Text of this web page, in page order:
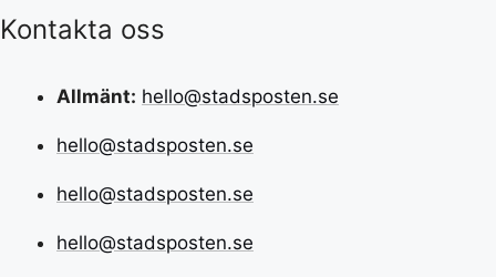
Kontakta oss
Allmänt: hello@stadsposten.se
hello@stadsposten.se
hello@stadsposten.se
hello@stadsposten.se